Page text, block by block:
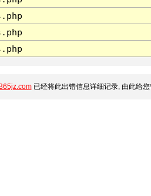
已经将此出错信息详细记录, 由此给